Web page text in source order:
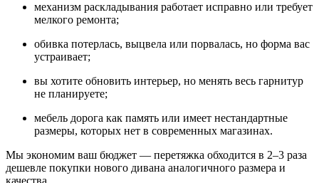
механизм раскладывания работает исправно или требует
мелкого ремонта;
обивка потерлась, выцвела или порвалась, но форма вас
устраивает;
вы хотите обновить интерьер, но менять весь гарнитур
не планируете;
мебель дорога как память или имеет нестандартные
размеры, которых нет в современных магазинах.
Мы экономим ваш бюджет — перетяжка обходится в 2–3 раза
дешевле покупки нового дивана аналогичного размера и